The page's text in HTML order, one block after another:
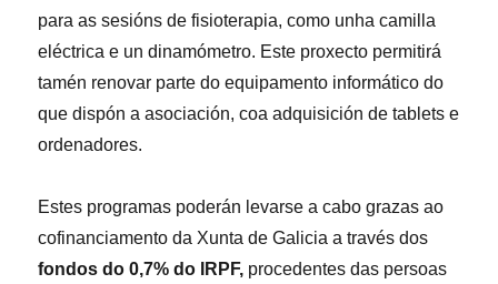
para as sesións de fisioterapia, como unha camilla
eléctrica e un dinamómetro. Este proxecto permitirá
tamén renovar parte do equipamento informático do
que dispón a asociación, coa adquisición de tablets e
ordenadores.
Estes programas poderán levarse a cabo grazas ao
cofinanciamento da Xunta de Galicia a través dos
fondos do 0,7% do IRPF, procedentes das persoas